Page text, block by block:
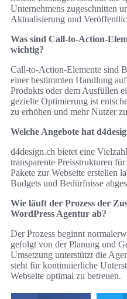
Unternehmens zugeschnitten
Aktualisierung und
Was sind Call-to-Action-
wichtig?
Call-to-Action-Elemente sind
einer bestimmten Handlung
Produkts oder dem Ausfüllen
gezielte Optimierung ist
zu erhöhen und mehr Nutzer
Welche Angebote hat
d4design.ch bietet eine
transparente Preisstrukturen
Pakete zur Webseite erstellen
Budgets und Bedürfnisse
Wie läuft der Prozess der
WordPress Agentur ab?
Der Prozess beginnt
gefolgt von der Planung und
Umsetzung unterstützt die
steht für kontinuierliche
Webseite optimal zu betreuen.